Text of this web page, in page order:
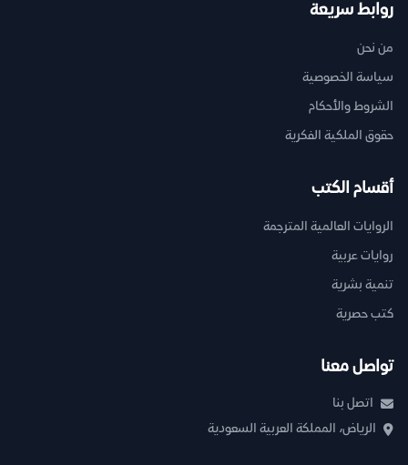
روابط سريعة
من نحن
سياسة الخصوصية
الشروط والأحكام
حقوق الملكية الفكرية
أقسام الكتب
الروايات العالمية المترجمة
روايات عربية
تنمية بشرية
كتب حصرية
تواصل معنا
اتصل بنا
الرياض، المملكة العربية السعودية